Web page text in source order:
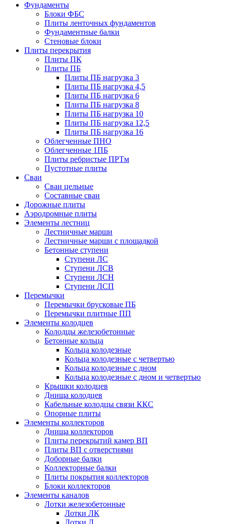
Фундаменты
Блоки ФБС
Плиты ленточных фундаментов
Фундаментные балки
Стеновые блоки
Плиты перекрытия
Плиты ПК
Плиты ПБ
Плиты ПБ нагрузка 3
Плиты ПБ нагрузка 4,5
Плиты ПБ нагрузка 6
Плиты ПБ нагрузка 8
Плиты ПБ нагрузка 10
Плиты ПБ нагрузка 12,5
Плиты ПБ нагрузка 16
Облегченные ПНО
Облегченные 1ПБ
Плиты ребристые ПРТм
Пустотные плиты
Сваи
Сваи цельные
Составные сваи
Дорожные плиты
Аэродромные плиты
Элементы лестниц
Лестничные марши
Лестничные марши с площадкой
Бетонные ступени
Ступени ЛС
Ступени ЛСВ
Ступени ЛСН
Ступени ЛСП
Перемычки
Перемычки брусковые ПБ
Перемычки плитные ПП
Элементы колодцев
Колодцы железобетонные
Бетонные кольца
Кольца колодезные
Кольца колодезные с четвертью
Кольца колодезные с дном
Кольца колодезные с дном и четвертью
Крышки колодцев
Днища колодцев
Кабельные колодцы связи ККС
Опорные плиты
Элементы коллекторов
Днища коллекторов
Плиты перекрытий камер ВП
Плиты ВП с отверстиями
Доборные балки
Коллекторные балки
Плиты покрытия коллекторов
Блоки коллекторов
Элементы каналов
Лотки железобетонные
Лотки ЛК
Лотки Л